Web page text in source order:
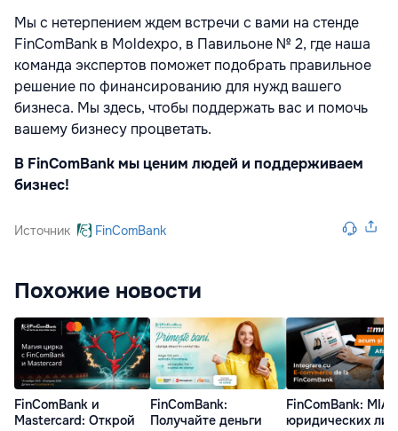
Мы с нетерпением ждем встречи с вами на стенде
FinComBank в Moldexpo, в Павильоне № 2, где наша
команда экспертов поможет подобрать правильное
решение по финансированию для нужд вашего
бизнеса. Мы здесь, чтобы поддержать вас и помочь
вашему бизнесу процветать.
В FinComBank мы ценим людей и поддерживаем
бизнес!
Источник FinComBank
Похожие новости
FinComBank и
Mastercard: Открой
FinComBank:
Получайте деньги
FinComBank: MIA
юридических